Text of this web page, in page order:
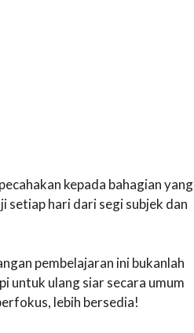
kepada bahagian yang
setiap hari dari segi subjek dan
pembelajaran ini bukanlah
untuk ulang siar secara umum
lebih bersedia!